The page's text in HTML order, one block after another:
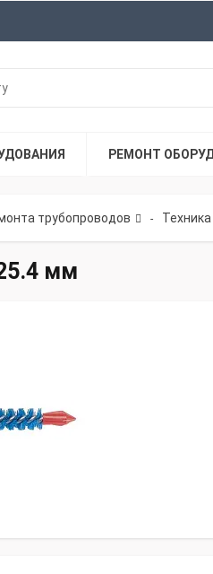
РЕМОНТ
трубопроводов -
мм